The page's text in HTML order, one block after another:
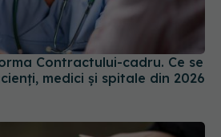
Contractului-cadru. Ce se
medici și spitale din 2026